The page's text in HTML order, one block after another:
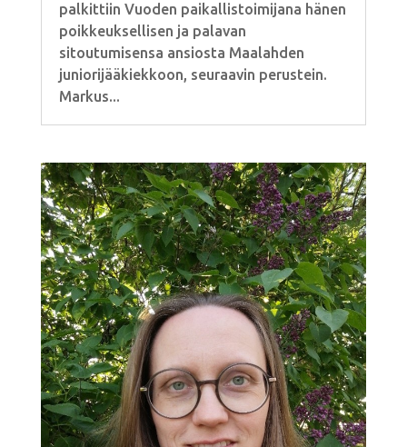
palkittiin Vuoden paikallistoimijana hänen
poikkeuksellisen ja palavan
sitoutumisensa ansiosta Maalahden
juniorijääkiekkoon, seuraavin perustein.
Markus...